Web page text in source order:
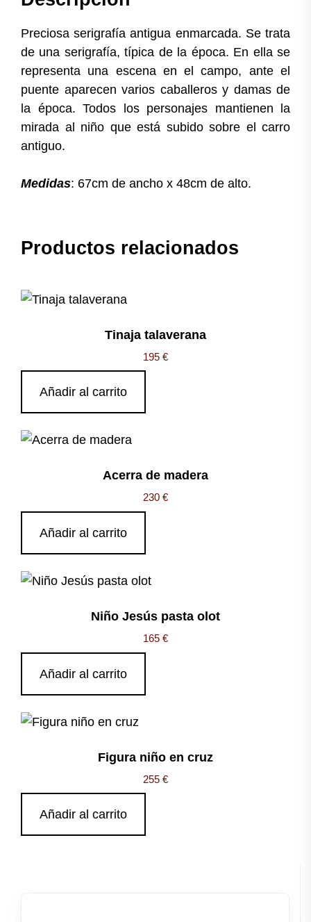
Preciosa serigrafía antigua enmarcada. Se trata
de una serigrafía, típica de la época. En ella se
representa una escena en el campo, ante el
puente aparecen varios caballeros y damas de
la época. Todos los personajes mantienen la
mirada al niño que está subido sobre el carro
antiguo.
Medidas: 67cm de ancho x 48cm de alto.
Productos relacionados
Tinaja talaverana
195 €
Añadir al carrito
Acerra de madera
230 €
Añadir al carrito
Niño Jesús pasta olot
165 €
Añadir al carrito
Figura niño en cruz
255 €
Añadir al carrito